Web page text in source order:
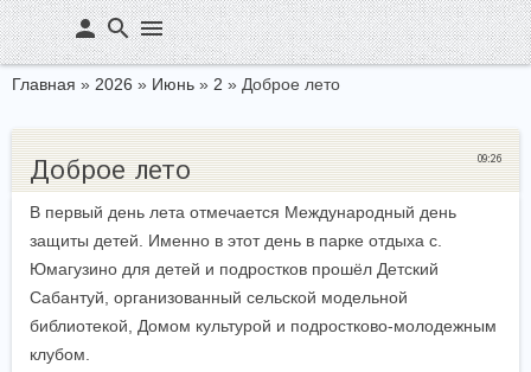
personsearchmenu
Главная » 2026 » Июнь » 2 » Доброе лето
09:26
Доброе лето
В первый день лета отмечается Международный день
защиты детей. Именно в этот день в парке отдыха с.
Юмагузино для детей и подростков прошёл Детский
Сабантуй, организованный сельской модельной
библиотекой, Домом культурой и подростково-молодежным
клубом.